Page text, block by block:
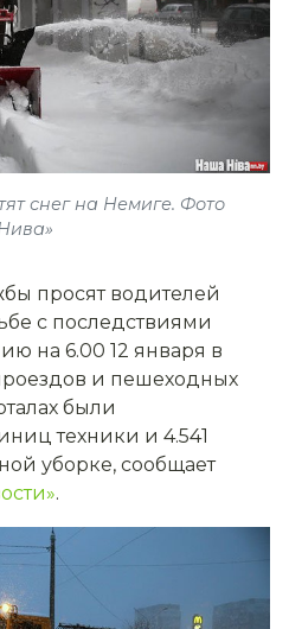
снег на Немиге. Фото
просят водителей
с последствиями
на 6.00 12 января в
и пешеходных
были
техники и 4.541
уборке, сообщает
.